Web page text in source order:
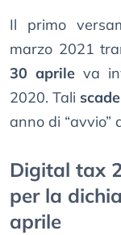
Il primo
marzo 2021
30 aprile va
2020. Tali
anno di “avvio”
Digital tax
per la
aprile